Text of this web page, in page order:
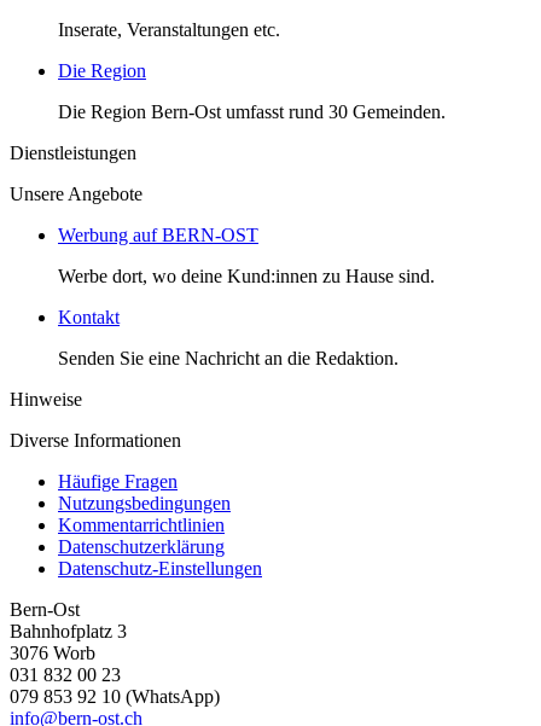
Inserate, Veranstaltungen etc.
Die Region
Die Region Bern-Ost umfasst rund 30 Gemeinden.
Dienstleistungen
Unsere Angebote
Werbung auf BERN-OST
Werbe dort, wo deine Kund:innen zu Hause sind.
Kontakt
Senden Sie eine Nachricht an die Redaktion.
Hinweise
Diverse Informationen
Häufige Fragen
Nutzungsbedingungen
Kommentarrichtlinien
Datenschutzerklärung
Datenschutz-Einstellungen
Bern-Ost
Bahnhofplatz 3
3076 Worb
031 832 00 23
079 853 92 10 (WhatsApp)
info@bern-ost.ch